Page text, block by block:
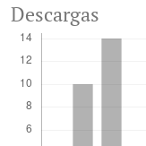
Descargas